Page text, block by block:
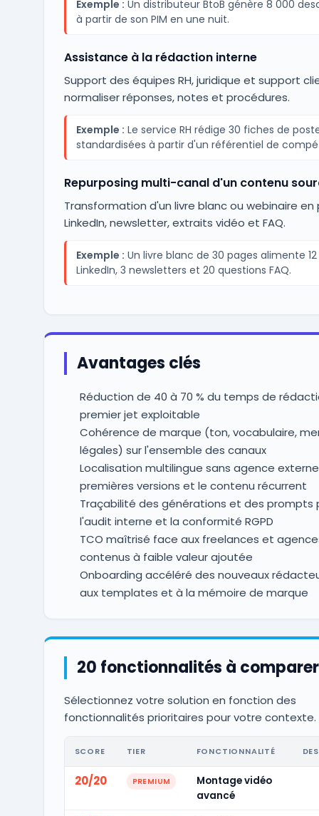
Exemple : Un distributeur BtoB génère 8 000
à partir de son PIM en une nuit.
Assistance à la rédaction interne
Support des équipes RH, juridique et support
normaliser réponses, notes et procédures.
Exemple : Le service RH rédige 30 fiches de
standardisées à partir d'un référentiel de
Repurposing multi-canal d'un contenu
Transformation d'un livre blanc ou webinaire en
LinkedIn, newsletter, extraits vidéo et FAQ.
Exemple : Un livre blanc de 30 pages alimente
LinkedIn, 3 newsletters et 20 questions FAQ.
Avantages clés
Réduction de 40 à 70 % du temps de
premier jet exploitable
Cohérence de marque (ton, vocabulaire,
légales) sur l'ensemble des canaux
Localisation multilingue sans agence
premières versions et le contenu récurrent
Traçabilité des générations et des prompts
l'audit interne et la conformité RGPD
TCO maîtrisé face aux freelances et
contenus à faible valeur ajoutée
Onboarding accéléré des nouveaux
aux templates et à la mémoire de marque
20 fonctionnalités à comparer
Sélectionnez votre solution en fonction des
fonctionnalités prioritaires pour votre contexte.
SCORE TIER FONCTIONNALITÉ
20/20 PREMIUM
Montage vidéo
avancé